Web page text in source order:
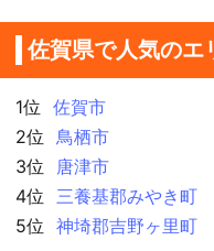
佐賀県で人気のエ
1位
佐賀市
2位
鳥栖市
3位
唐津市
4位
三養基郡みやき町
5位
神埼郡吉野ヶ里町